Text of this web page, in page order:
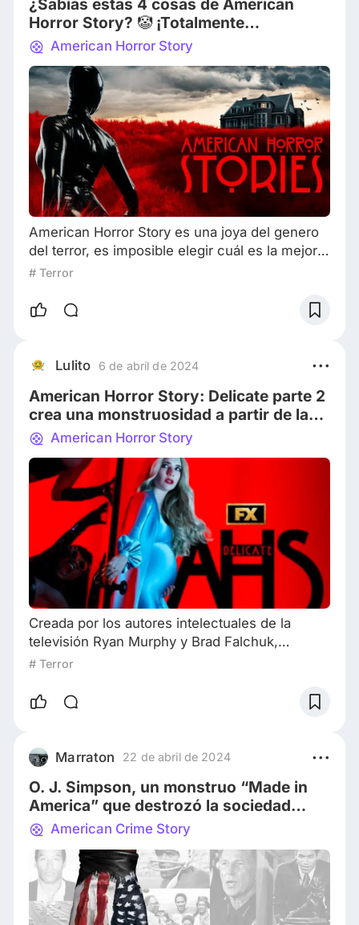
que buscan
¿Sabías estas 4 cosas de American
Horror Story? 🤡 ¡Totalmente
inesperadas!
American Horror Story
American Horror Story es una joya del genero
del terror, es imposible elegir cuál es la mejor
temporada ya que todos sus relatos,
llevado a que se convierta en casi una adicción
imaginabas la construcción de estos
crearon
# Terror
Lulito 6 de abril de 2024
American Horror Story: Delicate parte 2
crea una monstruosidad a partir de la
maternidad ¡Imperdible!
American Horror Story
Creada por los autores intelectuales de la
televisión Ryan Murphy y Brad Falchuk,
American Horror Story se ha convertido en una
importantes en sus casi 13 años al aire. La
contar sus espeluznantes historias. La
temporada 12 de American Horror Story trae de
vuelta a
# Terror
Marraton 22 de abril de 2024
O. J. Simpson, un monstruo “Made in
America” que destrozó la sociedad
étnicaAmerican Crime Story